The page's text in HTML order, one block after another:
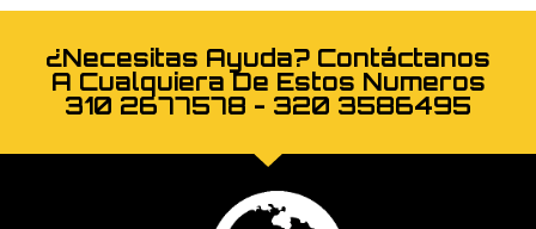
¿Necesitas Ayuda? Contáctanos
A Cualquiera De Estos Numeros
310 2677578 - 320 3586495